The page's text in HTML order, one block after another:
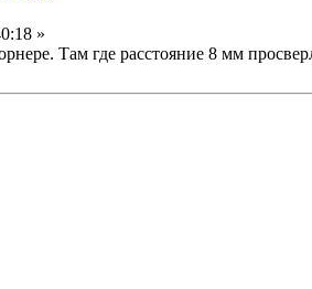
»
Там где расстояние 8 мм